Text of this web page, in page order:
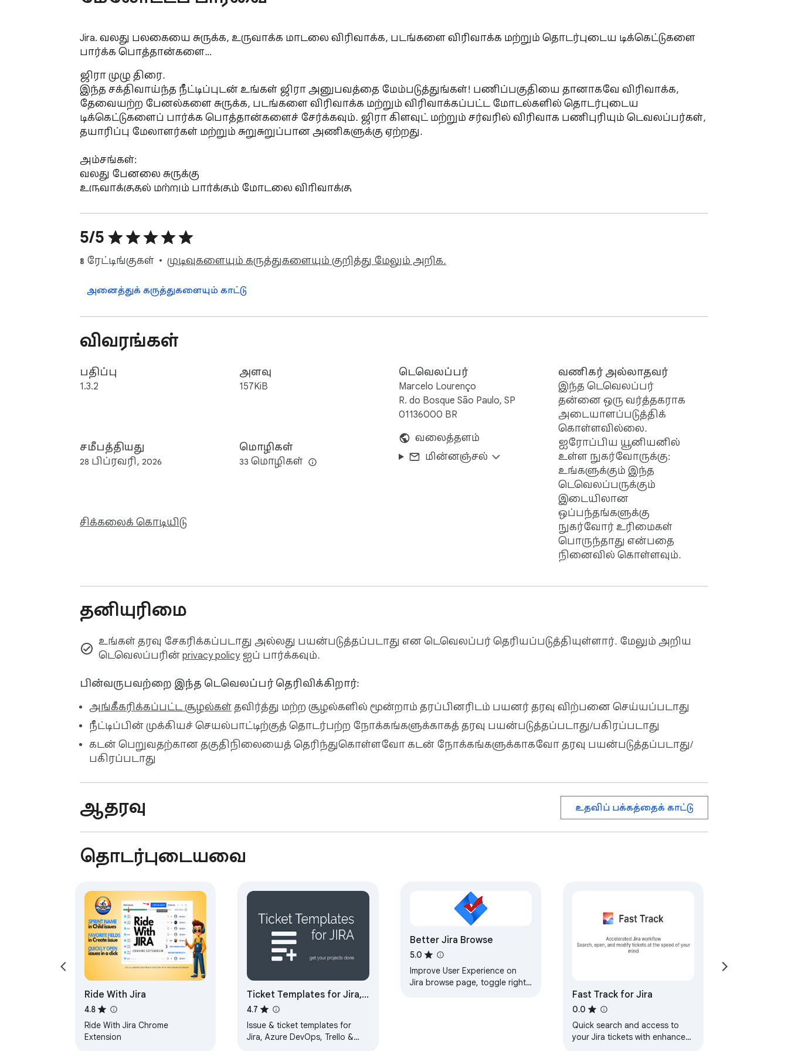
Jira. வலது பலகையை சுருக்க, உருவாக்க மாடலை விரிவாக்க, படங்களை விரிவாக்க மற்றும் தொடர்புடைய டிக்கெட்டுகளை
பார்க்க பொத்தான்களை…
ஜிரா முழு திரை.
இந்த சக்திவாய்ந்த நீட்டிப்புடன் உங்கள் ஜிரா அனுபவத்தை மேம்படுத்துங்கள்! பணிப்பகுதியை தானாகவே விரிவாக்க,
தேவையற்ற பேனல்களை சுருக்க, படங்களை விரிவாக்க மற்றும் விரிவாக்கப்பட்ட மோடல்களில் தொடர்புடைய
டிக்கெட்டுகளைப் பார்க்க பொத்தான்களைச் சேர்க்கவும். ஜிரா கிளவுட் மற்றும் சர்வரில் விரிவாக பணிபுரியும் டெவலப்பர்கள்,
தயாரிப்பு மேலாளர்கள் மற்றும் சுறுசுறுப்பான அணிகளுக்கு ஏற்றது.
அம்சங்கள்:
வலது பேனலை சுருக்கு
உருவாக்குதல் மற்றும் பார்க்கும் மோடலை விரிவாக்கு
இணைக்கப்பட்ட டிக்கெட்டுகளைப் பார்க்கவும்
உங்கள் உற்பத்தித்திறனை அதிகரிக்கவும் மற்றும் உங்கள் பணிப்பகுதியை ஒழுங்கமைக்கவும்!
5/5
18 ரேட்டிங்குகள் முடிவுகளையும் கருத்துகளையும் குறித்து மேலும் அறிக.
அனைத்துக் கருத்துகளையும் காட்டு
விவரங்கள்
பதிப்பு
1.3.2
சமீபத்தியது
28 பிப்ரவரி, 2026
சிக்கலைக் கொடியிடு
அளவு
157KiB
மொழிகள்
33 மொழிகள்
டெவெலப்பர்
Marcelo Lourenço
R. do Bosque São Paulo, SP
01136000 BR
வலைத்தளம்
மின்னஞ்சல்
வணிகர் அல்லாதவர்
இந்த டெவெலப்பர்
தன்னை ஒரு வர்த்தகராக
அடையாளப்படுத்திக்
கொள்ளவில்லை.
ஐரோப்பிய யூனியனில்
உள்ள நுகர்வோருக்கு:
உங்களுக்கும் இந்த
டெவெலப்பருக்கும்
இடையிலான
ஒப்பந்தங்களுக்கு
நுகர்வோர் உரிமைகள்
பொருந்தாது என்பதை
நினைவில் கொள்ளவும்.
தனியுரிமை
உங்கள் தரவு சேகரிக்கப்படாது அல்லது பயன்படுத்தப்படாது என டெவெலப்பர் தெரியப்படுத்தியுள்ளார். மேலும் அறிய
டெவெலப்பரின் privacy policyஐப் பார்க்கவும்.
பின்வருபவற்றை இந்த டெவெலப்பர் தெரிவிக்கிறார்:
அங்கீகரிக்கப்பட்ட சூழல்கள் தவிர்த்து மற்ற சூழல்களில் மூன்றாம் தரப்பினரிடம் பயனர் தரவு விற்பனை செய்யப்படாது
நீட்டிப்பின் முக்கியச் செயல்பாட்டிற்குத் தொடர்பற்ற நோக்கங்களுக்காகத் தரவு பயன்படுத்தப்படாது/பகிரப்படாது
கடன் பெறுவதற்கான தகுதிநிலையைத் தெரிந்துகொள்ளவோ கடன் நோக்கங்களுக்காகவோ தரவு பயன்படுத்தப்படாது/
பகிரப்படாது
ஆதரவு உதவிப் பக்கத்தைக் காட்டு
தொடர்புடையவை
Ride With Jira
4.8
Ride With Jira Chrome
Extension
Ticket Templates for Jira,
Azure DevOps & Trello
4.7
Issue & ticket templates for
Jira, Azure DevOps, Trello &
Better Jira Browse
5.0
Improve User Experience on
Jira browse page, toggle right
Fast Track for Jira
0.0
Quick search and access to
your Jira tickets with enhanced